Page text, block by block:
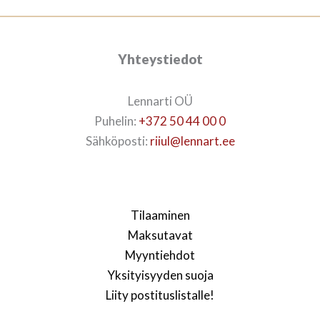
Yhteystiedot
Lennarti OÜ
Puhelin: +372 50 44 00 0
Sähköposti: riiul@lennart.ee
Tilaaminen
Maksutavat
Myyntiehdot
Yksityisyyden suoja
Liity postituslistalle!